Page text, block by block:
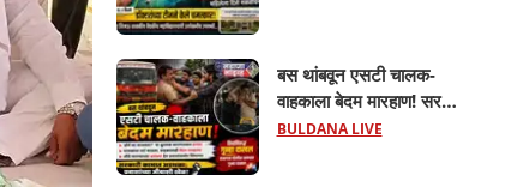
बस थांबवून एसटी चालक-
वाहकाला बेदम मारहाण! सरकारी
कामात अडथळा; प्रवाशांसमोर
BULDANA LIVE